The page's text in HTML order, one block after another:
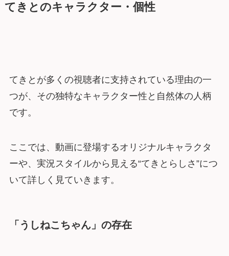
てきとのキャラクター・個性
てきとが多くの視聴者に支持されている理由の一
つが、その独特なキャラクター性と自然体の人柄
です。
ここでは、動画に登場するオリジナルキャラクタ
ーや、実況スタイルから見える“てきとらしさ”につ
いて詳しく見ていきます。
「うしねこちゃん」の存在